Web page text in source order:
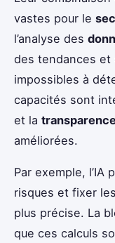
vastes pour le
l’analyse des
des tendances et
impossibles à
capacités sont
et la transparence
améliorées.
Par exemple, l’IA
risques et fixer
plus précise. La
que ces calculs